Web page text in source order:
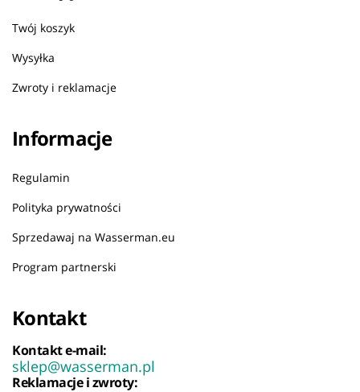
Twój koszyk
Wysyłka
Zwroty i reklamacje
Informacje
Regulamin
Polityka prywatności
Sprzedawaj na Wasserman.eu
Program partnerski
Kontakt
Kontakt e-mail:
sklep@wasserman.pl
Reklamacje i zwroty: